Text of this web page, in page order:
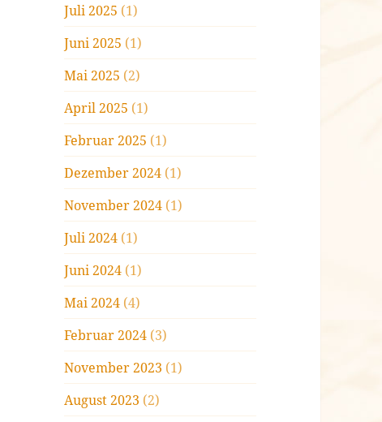
Juli 2025 (1)
Juni 2025 (1)
Mai 2025 (2)
April 2025 (1)
Februar 2025 (1)
Dezember 2024 (1)
November 2024 (1)
Juli 2024 (1)
Juni 2024 (1)
Mai 2024 (4)
Februar 2024 (3)
November 2023 (1)
August 2023 (2)